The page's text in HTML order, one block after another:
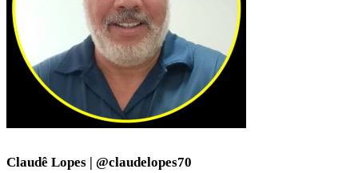
Claudê Lopes | @claudelopes70